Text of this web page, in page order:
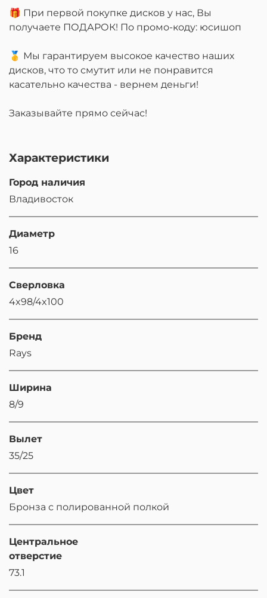
🎁 При первой покупке дисков у нас, Вы
получаете ПОДАРОК! По промо-коду: юсишоп
🥇 Мы гарантируем высокое качество наших
дисков, что то смутит или не понравится
касательно качества - вернем деньги!
Заказывайте прямо сейчас!
Характеристики
Город наличия
Владивосток
Диаметр
16
Сверловка
4x98/4x100
Бренд
Rays
Ширина
8/9
Вылет
35/25
Цвет
Бронза с полированной полкой
Центральное
отверстие
73.1